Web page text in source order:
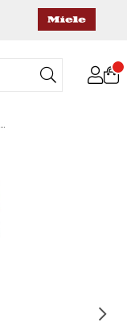
Stanley The Iceflow Flip Straw Pipetli Termos 0,89 L Mavi